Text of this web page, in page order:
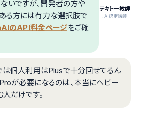
テキトー教師
.AI認定講師
いですが、開発者の方や
る方には有力な選択肢で
のAPI料金ページをご確
個人利用はPlusで十分回せてるん
が必要になるのは、本当にヘビー
だけです。